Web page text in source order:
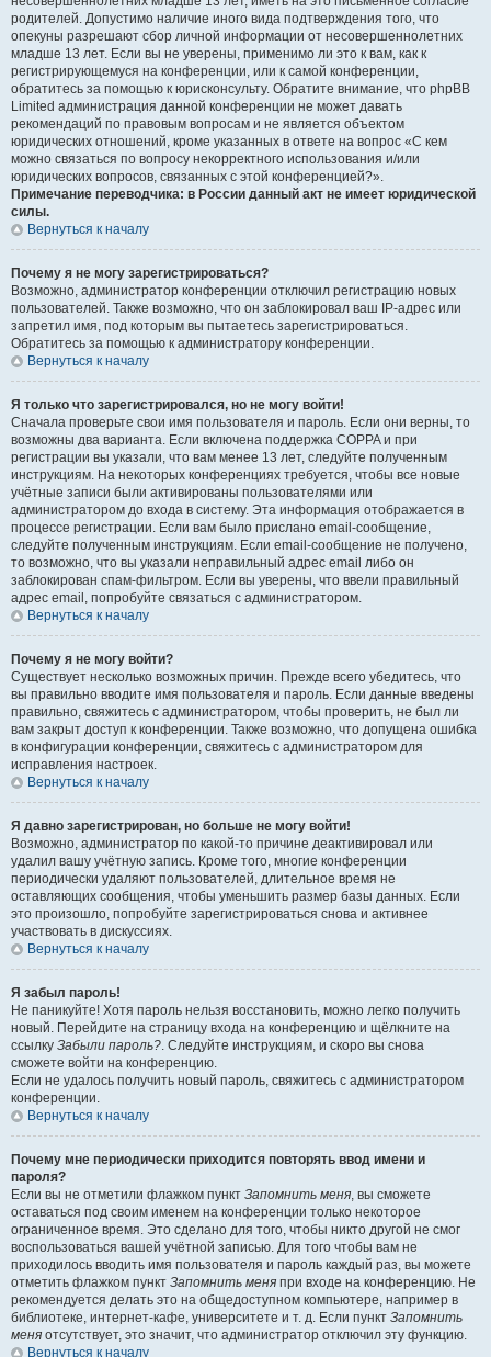
родителей. Допустимо наличие иного вида подтверждения того, что
опекуны разрешают сбор личной информации от несовершеннолетних
младше 13 лет. Если вы не уверены, применимо ли это к вам, как к
регистрирующемуся на конференции, или к самой конференции,
обратитесь за помощью к юрисконсульту. Обратите внимание, что phpBB
Limited администрация данной конференции не может давать
рекомендаций по правовым вопросам и не является объектом
юридических отношений, кроме указанных в ответе на вопрос «С кем
можно связаться по вопросу некорректного использования и/или
юридических вопросов, связанных с этой конференцией?».
Примечание переводчика: в России данный акт не имеет юридической
силы.
Вернуться к началу
Почему я не могу зарегистрироваться?
Возможно, администратор конференции отключил регистрацию новых
пользователей. Также возможно, что он заблокировал ваш IP-адрес или
запретил имя, под которым вы пытаетесь зарегистрироваться.
Обратитесь за помощью к администратору конференции.
Вернуться к началу
Я только что зарегистрировался, но не могу войти!
Сначала проверьте свои имя пользователя и пароль. Если они верны, то
возможны два варианта. Если включена поддержка COPPA и при
регистрации вы указали, что вам менее 13 лет, следуйте полученным
инструкциям. На некоторых конференциях требуется, чтобы все новые
учётные записи были активированы пользователями или
администратором до входа в систему. Эта информация отображается в
процессе регистрации. Если вам было прислано email-сообщение,
следуйте полученным инструкциям. Если email-сообщение не получено,
то возможно, что вы указали неправильный адрес email либо он
заблокирован спам-фильтром. Если вы уверены, что ввели правильный
адрес email, попробуйте связаться с администратором.
Вернуться к началу
Почему я не могу войти?
Существует несколько возможных причин. Прежде всего убедитесь, что
вы правильно вводите имя пользователя и пароль. Если данные введены
правильно, свяжитесь с администратором, чтобы проверить, не был ли
вам закрыт доступ к конференции. Также возможно, что допущена ошибка
в конфигурации конференции, свяжитесь с администратором для
исправления настроек.
Вернуться к началу
Я давно зарегистрирован, но больше не могу войти!
Возможно, администратор по какой-то причине деактивировал или
удалил вашу учётную запись. Кроме того, многие конференции
периодически удаляют пользователей, длительное время не
оставляющих сообщения, чтобы уменьшить размер базы данных. Если
это произошло, попробуйте зарегистрироваться снова и активнее
участвовать в дискуссиях.
Вернуться к началу
Я забыл пароль!
Не паникуйте! Хотя пароль нельзя восстановить, можно легко получить
новый. Перейдите на страницу входа на конференцию и щёлкните на
ссылку Забыли пароль?. Следуйте инструкциям, и скоро вы снова
сможете войти на конференцию.
Если не удалось получить новый пароль, свяжитесь с администратором
конференции.
Вернуться к началу
Почему мне периодически приходится повторять ввод имени и
пароля?
Если вы не отметили флажком пункт Запомнить меня, вы сможете
оставаться под своим именем на конференции только некоторое
ограниченное время. Это сделано для того, чтобы никто другой не смог
воспользоваться вашей учётной записью. Для того чтобы вам не
приходилось вводить имя пользователя и пароль каждый раз, вы можете
отметить флажком пункт Запомнить меня при входе на конференцию. Не
рекомендуется делать это на общедоступном компьютере, например в
библиотеке, интернет-кафе, университете и т. д. Если пункт Запомнить
меня отсутствует, это значит, что администратор отключил эту функцию.
Вернуться к началу